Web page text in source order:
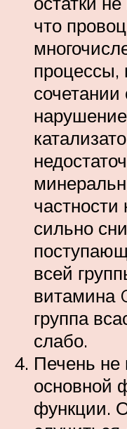
что
сильно
всей
витамина
группа
слабо.
Печень не
основной
функции.